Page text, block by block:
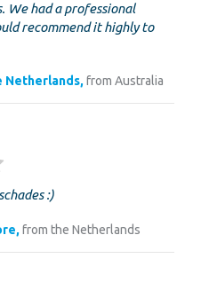
We had a professional
recommend it highly to
Netherlands,from Australia
:)
from the Netherlands